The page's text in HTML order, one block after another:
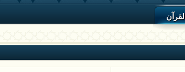
القرآن